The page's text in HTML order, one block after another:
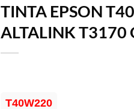
TINTA EPSON
ALTALINK T3170
T40W220